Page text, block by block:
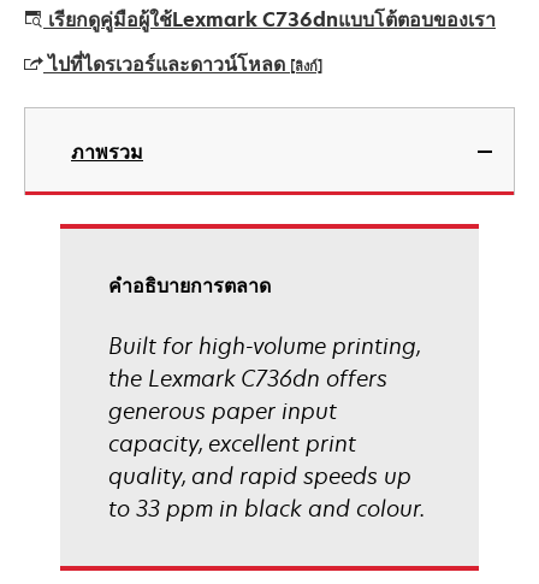
เรียกดูคู่มือผู้ใช้Lexmark C736dnแบบโต้ตอบของเรา
ไปที่ไดรเวอร์และดาวน์โหลด [ลิงก์]
opens
new
ภาพรวม
คําอธิบายการตลาด
Built for high-volume printing,
the Lexmark C736dn offers
generous paper input
capacity, excellent print
quality, and rapid speeds up
to 33 ppm in black and colour.